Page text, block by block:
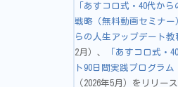
「あすコロ式・40代か
戦略（無料動画セミナー
らの人生アップデート教
2月）、
「あすコロ式・
ト90日間実践プログラム
（2026年5月）をリリース